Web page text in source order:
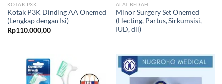
KOTAK P3K
Kotak P3K Dinding AA Onemed
(Lengkap dengan Isi)
Rp110.000,00
ALAT BEDAH
Minor Surgery Set Onemed
(Hecting, Partus, Sirkumsisi,
IUD, dll)